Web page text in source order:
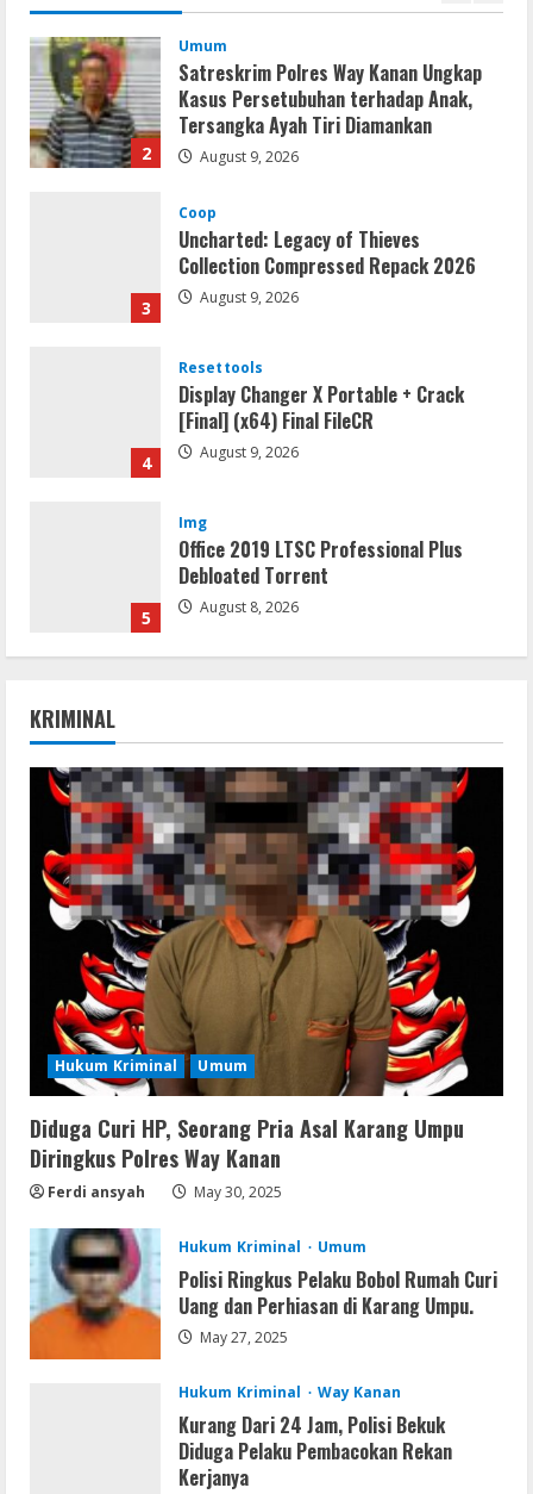
2
Umum
Satreskrim Polres Way Kanan Ungkap
Kasus Persetubuhan terhadap Anak,
Tersangka Ayah Tiri Diamankan
August 9, 2026
3
Coop
Uncharted: Legacy of Thieves
Collection Compressed Repack 2026
August 9, 2026
4
Resettools
Display Changer X Portable + Crack
[Final] (x64) Final FileCR
August 9, 2026
5
Img
Office 2019 LTSC Professional Plus
Debloated Tоrrеnt
August 8, 2026
1
August 9, 2026
2
Umum
Satreskrim Polres Way Kanan Ungkap
Kasus Persetubuhan terhadap Anak,
Tersangka Ayah Tiri Diamankan
August 9, 2026
3
Coop
Uncharted: Legacy of Thieves
Collection Compressed Repack 2026
August 9, 2026
Resettools
Display Changer X Portable + Crack
[Final] (x64) Final FileCR
Img
Office 2019 LTSC Professional Plus
Debloated Tоrrеnt
August 8, 2026
KRIMINAL
Hukum Kriminal Umum
Diduga Curi HP, Seorang Pria Asal Karang Umpu
Diringkus Polres Way Kanan
Ferdi ansyah May 30, 2025
Hukum Kriminal Umum
Polisi Ringkus Pelaku Bobol Rumah Curi
Uang dan Perhiasan di Karang Umpu.
May 27, 2025
Hukum Kriminal Way Kanan
Kurang Dari 24 Jam, Polisi Bekuk
Diduga Pelaku Pembacokan Rekan
Kerjanya